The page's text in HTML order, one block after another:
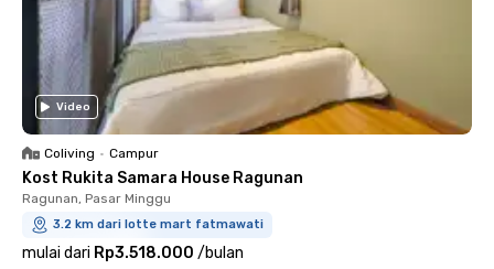
Video
Coliving • Campur
Kost Rukita Samara House Ragunan
Ragunan, Pasar Minggu
3.2 km dari lotte mart fatmawati
mulai dari Rp3.518.000 /bulan